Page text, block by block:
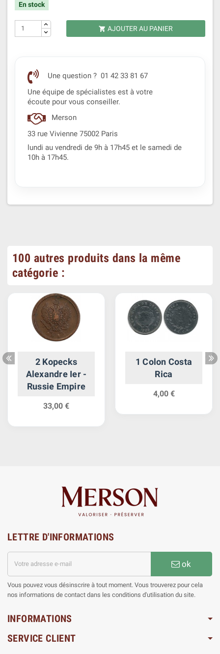
En stock
 AJOUTER AU PANIER
Une question ? 01 42 33 81 67
Une équipe de spécialistes est à votre
écoute pour vous conseiller.
Merson
33 rue Vivienne 75002 Paris
lundi au vendredi de 9h à 17h45 et le samedi de
10h à 17h45.
100 autres produits dans la même
catégorie :
2 Kopecks
Alexandre Ier -
Russie Empire
33,00 €
1 Colon Costa
Rica
4,00 €
LETTRE D'INFORMATIONS
ok
Vous pouvez vous désinscrire à tout moment. Vous trouverez pour cela
nos informations de contact dans les conditions d'utilisation du site.
INFORMATIONS
SERVICE CLIENT